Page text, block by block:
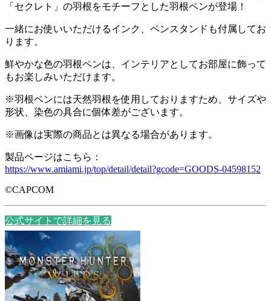
「セクレト」の羽根をモチーフとした羽根ペンが登場！
一緒にお使いいただけるインク、ペンスタンドも付属してお
ります。
鮮やかな色の羽根ペンは、インテリアとしてお部屋に飾って
もお楽しみいただけます。
※羽根ペンには天然羽根を使用しておりますため、サイズや
形状、染色の具合に個体差がございます。
※画像は実際の商品とは異なる場合があります。
製品ページはこちら：
https://www.amiami.jp/top/detail/detail?gcode=GOODS-04598152
©CAPCOM
公式サイトで詳細を見る